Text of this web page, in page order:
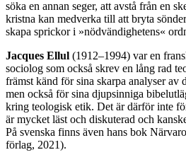
söka en annan seger, att avstå från en
kristna kan medverka till att bryta
skapa sprickor i »nödvändig­hetens«
Jacques Ellul (1912–1994) var en
sociolog som också skrev en lång rad
främst känd för sina skarpa analyser av
men också för sina djupsinniga
kring teologisk etik. Det är därför inte
är mycket läst och diskuterad och
På svenska finns även hans bok
förlag, 2021).